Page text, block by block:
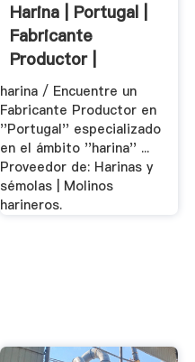
Harina | Portugal |
Fabricante
Productor |
Empresa .
harina / Encuentre un
Fabricante Productor en
''Portugal'' especializado
en el ámbito ''harina'' ...
Proveedor de: Harinas y
sémolas | Molinos
harineros.